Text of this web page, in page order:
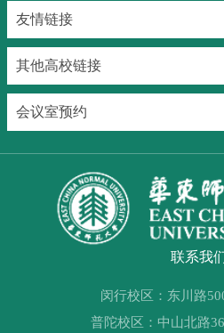
友情链接
其他高校链接
会议室预约
联系我
闵行校区：东川路
普陀校区：中山北路